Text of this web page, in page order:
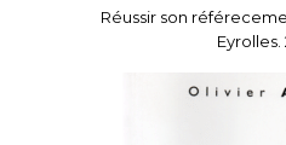
Réussir son
Eyrolles.